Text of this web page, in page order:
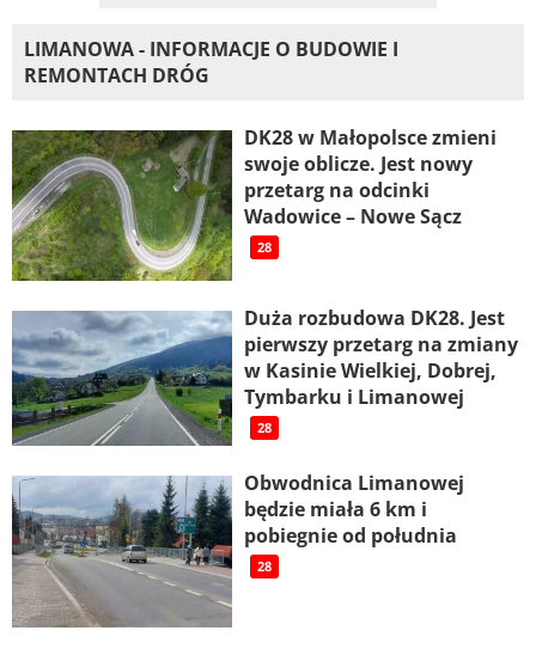
LIMANOWA - INFORMACJE O BUDOWIE I
REMONTACH DRÓG
DK28 w Małopolsce zmieni
swoje oblicze. Jest nowy
przetarg na odcinki
Wadowice – Nowe Sącz
28
Duża rozbudowa DK28. Jest
pierwszy przetarg na zmiany
w Kasinie Wielkiej, Dobrej,
Tymbarku i Limanowej
28
Obwodnica Limanowej
będzie miała 6 km i
pobiegnie od południa
28